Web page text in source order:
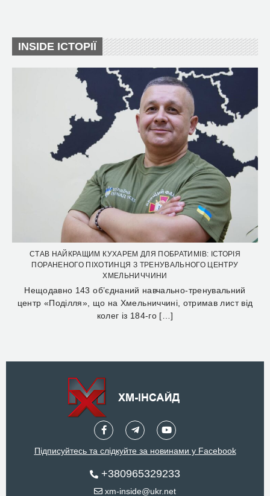
INSIDE ІСТОРІЇ
СТАВ НАЙКРАЩИМ КУХАРЕМ ДЛЯ ПОБРАТИМІВ: ІСТОРІЯ
ПОРАНЕНОГО ПІХОТИНЦЯ З ТРЕНУВАЛЬНОГО ЦЕНТРУ
ХМЕЛЬНИЧЧИНИ
Нещодавно 143 об’єднаний навчально-тренувальний
центр «Поділля», що на Хмельниччині, отримав лист від
колег із 184-го […]
Підписуйтесь та слідкуйте за новинами у Facebook
+380965329233
xm-inside@ukr.net